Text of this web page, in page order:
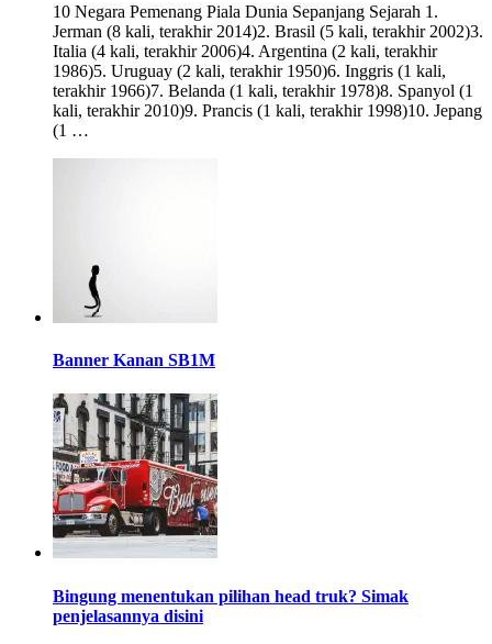
10 Negara Pemenang Piala Dunia Sepanjang Sejarah 1.
Jerman (8 kali, terakhir 2014)2. Brasil (5 kali, terakhir 2002)3.
Italia (4 kali, terakhir 2006)4. Argentina (2 kali, terakhir
1986)5. Uruguay (2 kali, terakhir 1950)6. Inggris (1 kali,
terakhir 1966)7. Belanda (1 kali, terakhir 1978)8. Spanyol (1
kali, terakhir 2010)9. Prancis (1 kali, terakhir 1998)10. Jepang
(1 …
Banner Kanan SB1M
Bingung menentukan pilihan head truk? Simak
penjelasannya disini